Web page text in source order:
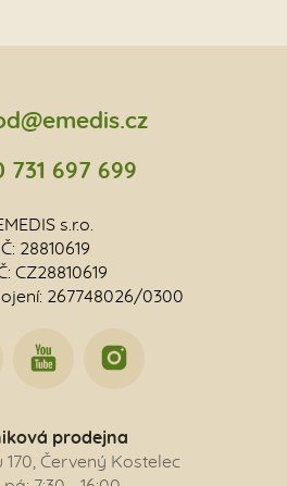
731 697 699
s.r.o.
IČ: 28810619
CZ28810619
267748026/0300
prodejna
170, Červený Kostelec